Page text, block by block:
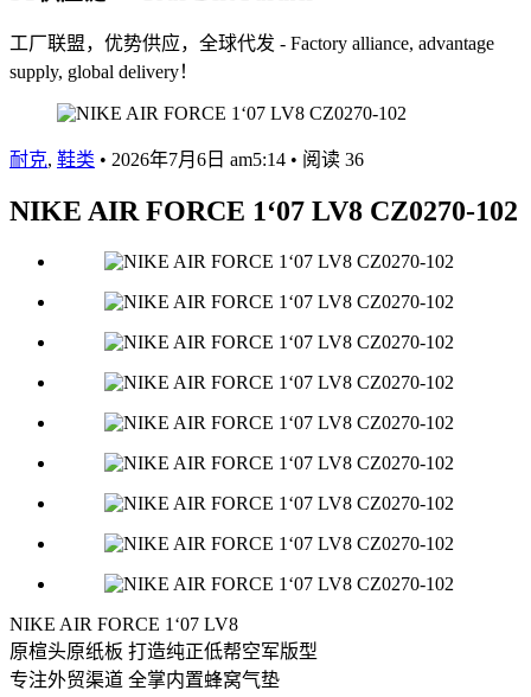
工厂联盟，优势供应，全球代发 - Factory alliance, advantage
supply, global delivery！
耐克, 鞋类 • 2026年7月6日 am5:14 • 阅读 36
NIKE AIR FORCE 1‘07 LV8 CZ0270-102
NIKE AIR FORCE 1‘07 LV8
原楦头原纸板 打造纯正低帮空军版型
专注外贸渠道 全掌内置蜂窝气垫